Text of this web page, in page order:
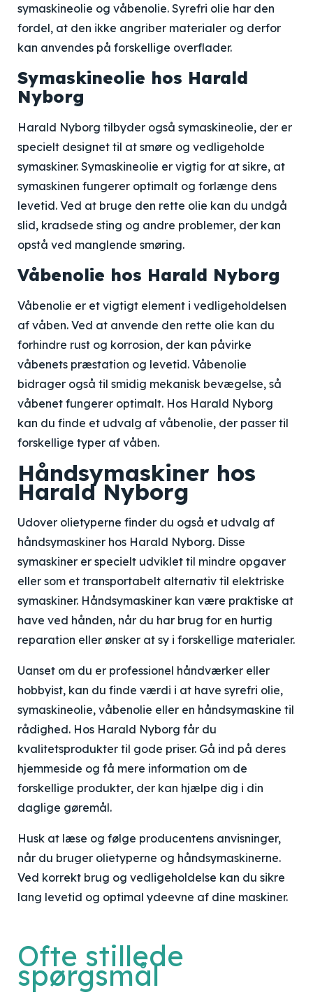
symaskineolie og våbenolie. Syrefri olie har den
fordel, at den ikke angriber materialer og derfor
kan anvendes på forskellige overflader.
Symaskineolie hos Harald
Nyborg
Harald Nyborg tilbyder også symaskineolie, der er
specielt designet til at smøre og vedligeholde
symaskiner. Symaskineolie er vigtig for at sikre, at
symaskinen fungerer optimalt og forlænge dens
levetid. Ved at bruge den rette olie kan du undgå
slid, kradsede sting og andre problemer, der kan
opstå ved manglende smøring.
Våbenolie hos Harald Nyborg
Våbenolie er et vigtigt element i vedligeholdelsen
af ​​våben. Ved at anvende den rette olie kan du
forhindre rust og korrosion, der kan påvirke
våbenets præstation og levetid. Våbenolie
bidrager også til smidig mekanisk bevægelse, så
våbenet fungerer optimalt. Hos Harald Nyborg
kan du finde et udvalg af våbenolie, der passer til
forskellige typer af våben.
Håndsymaskiner hos
Harald Nyborg
Udover olietyperne finder du også et udvalg af
håndsymaskiner hos Harald Nyborg. Disse
symaskiner er specielt udviklet til mindre opgaver
eller som et transportabelt alternativ til elektriske
symaskiner. Håndsymaskiner kan være praktiske at
have ved hånden, når du har brug for en hurtig
reparation eller ønsker at sy i forskellige materialer.
Uanset om du er professionel håndværker eller
hobbyist, kan du finde værdi i at have syrefri olie,
symaskineolie, våbenolie eller en håndsymaskine til
rådighed. Hos Harald Nyborg får du
kvalitetsprodukter til gode priser. Gå ind på deres
hjemmeside og få mere information om de
forskellige produkter, der kan hjælpe dig i din
daglige gøremål.
Husk at læse og følge producentens anvisninger,
når du bruger olietyperne og håndsymaskinerne.
Ved korrekt brug og vedligeholdelse kan du sikre
lang levetid og optimal ydeevne af dine maskiner.
Ofte stillede
spørgsmål